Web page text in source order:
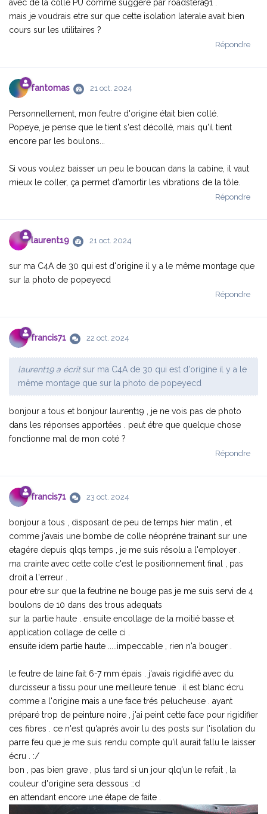
avec de la colle PU comme suggeré par roadstera91 .
mais je voudrais etre sur que cette isolation laterale avait bien
cours sur les utilitaires ?
Répondre
fantomas 21 oct. 2024
Personnellement, mon feutre d'origine était bien collé.
Popeye, je pense que le tient s'est décollé, mais qu'il tient
encore par les boulons...
Si vous voulez baisser un peu le boucan dans la cabine, il vaut
mieux le coller, ça permet d'amortir les vibrations de la tôle.
Répondre
laurent19 21 oct. 2024
sur ma C4A de 30 qui est d'origine il y a le même montage que
sur la photo de popeyecd
Répondre
francis71 22 oct. 2024
laurent19 a écritsur ma C4A de 30 qui est d'origine il y a le
même montage que sur la photo de popeyecd
bonjour a tous et bonjour laurent19 , je ne vois pas de photo
dans les réponses apportées . peut étre que quelque chose
fonctionne mal de mon coté ?
Répondre
francis71 23 oct. 2024
bonjour a tous , disposant de peu de temps hier matin , et
comme j'avais une bombe de colle néopréne trainant sur une
etagére depuis qlqs temps , je me suis résolu a l'employer .
ma crainte avec cette colle c'est le positionnement final , pas
droit a l'erreur .
pour etre sur que la feutrine ne bouge pas je me suis servi de 4
boulons de 10 dans des trous adequats
sur la partie haute . ensuite encollage de la moitié basse et
application collage de celle ci .
ensuite idem partie haute .....impeccable , rien n'a bouger .
le feutre de laine fait 6-7 mm épais . j'avais rigidifié avec du
durcisseur a tissu pour une meilleure tenue . il est blanc écru
comme a l'origine mais a une face trés pelucheuse . ayant
préparé trop de peinture noire , j'ai peint cette face pour rigidifier
ces fibres . ce n'est qu'aprés avoir lu des posts sur l'isolation du
parre feu que je me suis rendu compte qu'il aurait fallu le laisser
écru . :/
bon , pas bien grave , plus tard si un jour qlq'un le refait , la
couleur d'origine sera dessous ::d
en attendant encore une étape de faite .